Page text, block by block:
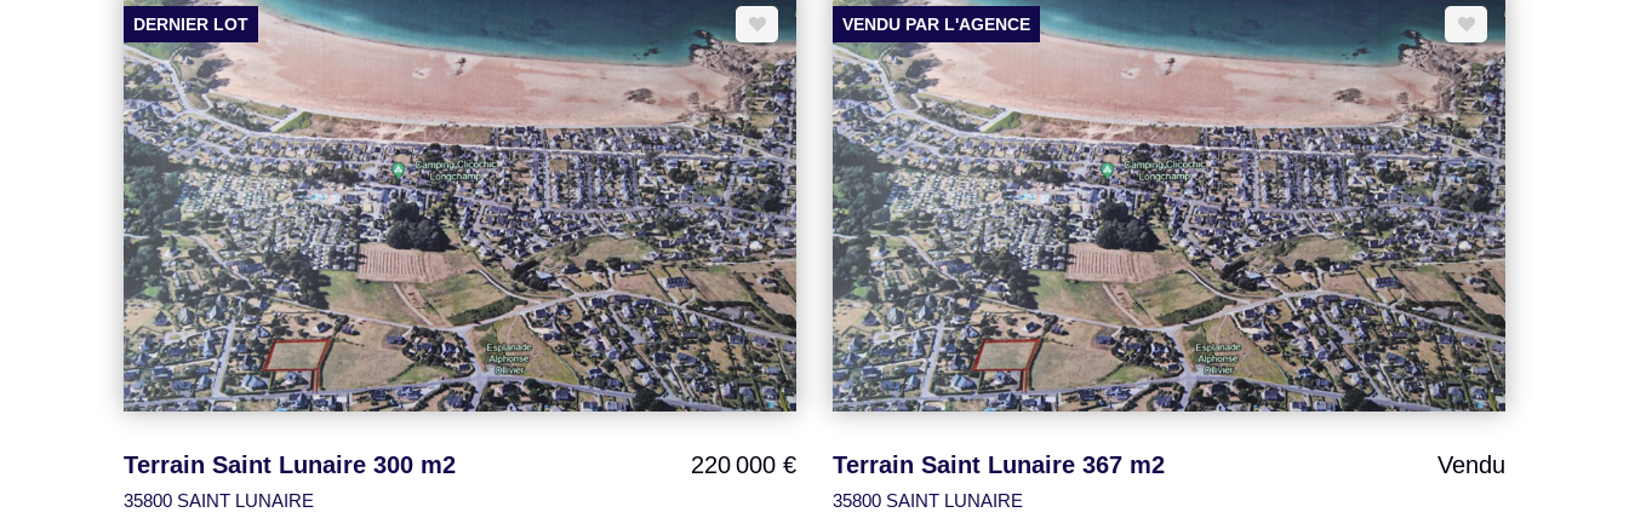
DERNIER LOT
Terrain Saint Lunaire 300 m2 220 000 €
35800 SAINT LUNAIRE
VENDU PAR L'AGENCE
Terrain Saint Lunaire 367 m2 Vendu
35800 SAINT LUNAIRE